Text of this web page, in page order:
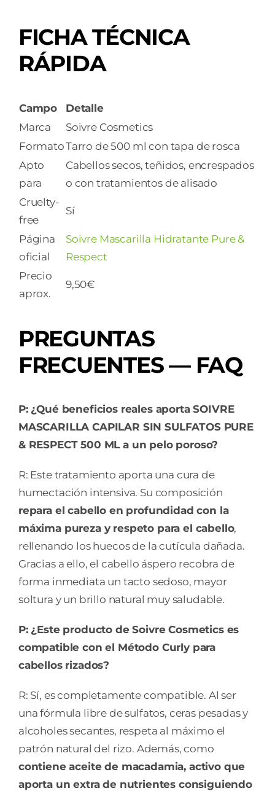
FICHA TÉCNICA
RÁPIDA
Campo
Detalle
Marca
Soivre Cosmetics
FormatoTarro de 500 ml con tapa de rosca
Apto
para
Cabellos secos, teñidos, encrespados
o con tratamientos de alisado
Cruelty-
free
Sí
Página
oficial
Soivre Mascarilla Hidratante Pure &
Respect
Precio
aprox.
9,50€
PREGUNTAS
FRECUENTES — FAQ
P: ¿Qué beneficios reales aporta SOIVRE
MASCARILLA CAPILAR SIN SULFATOS PURE
& RESPECT 500 ML a un pelo poroso?
R: Este tratamiento aporta una cura de
humectación intensiva. Su composición
repara el cabello en profundidad con la
máxima pureza y respeto para el cabello,
rellenando los huecos de la cutícula dañada.
Gracias a ello, el cabello áspero recobra de
forma inmediata un tacto sedoso, mayor
soltura y un brillo natural muy saludable.
P: ¿Este producto de Soivre Cosmetics es
compatible con el Método Curly para
cabellos rizados?
R: Sí, es completamente compatible. Al ser
una fórmula libre de sulfatos, ceras pesadas y
alcoholes secantes, respeta al máximo el
patrón natural del rizo. Además, como
contiene aceite de macadamia, activo que
aporta un extra de nutrientes consiguiendo